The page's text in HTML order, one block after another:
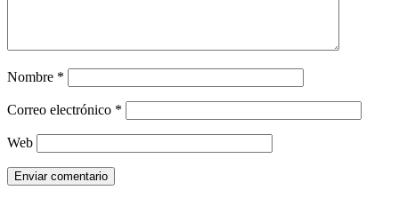
Nombre *
Correo electrónico *
Web
Enviar comentario